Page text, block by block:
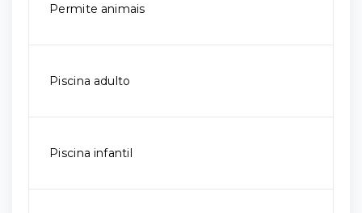
Permite animais
Piscina adulto
Piscina infantil